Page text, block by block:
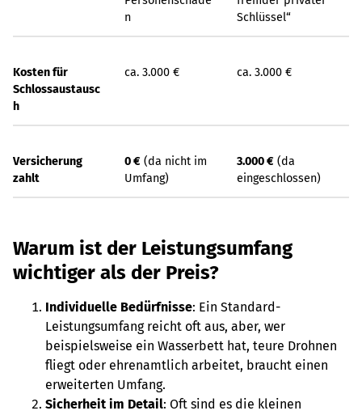
n
Schlüssel“
Kosten für
Schlossaustausc
h
ca. 3.000 € ca. 3.000 €
Versicherung
zahlt
0 € (da nicht im
Umfang)
3.000 € (da
eingeschlossen)
Warum ist der Leistungsumfang
wichtiger als der Preis?
Individuelle Bedürfnisse: Ein Standard-
Leistungsumfang reicht oft aus, aber, wer
beispielsweise ein Wasserbett hat, teure Drohnen
fliegt oder ehrenamtlich arbeitet, braucht einen
erweiterten Umfang.
Sicherheit im Detail: Oft sind es die kleinen